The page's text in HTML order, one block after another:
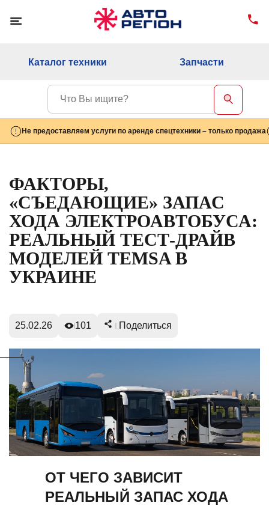
Каталог техники Запчасти
Не предоставляем услуги по аренде спецтехники – только продажа
ФАКТОРЫ,
«СЪЕДАЮЩИЕ» ЗАПАС
ХОДА ЭЛЕКТРОАВТОБУСА:
РЕАЛЬНЫЙ ТЕСТ-ДРАЙВ
МОДЕЛЕЙ TEMSA В
УКРАИНЕ
25.02.26 101 Поделиться
ОТ ЧЕГО ЗАВИСИТ
РЕАЛЬНЫЙ ЗАПАС ХОДА